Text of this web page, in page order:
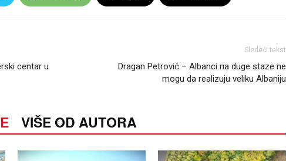
centar u
Sledeći tekst
Dragan Petrović – Albanci na duge staze ne
mogu da realizuju veliku Albaniju
VIŠE OD AUTORA